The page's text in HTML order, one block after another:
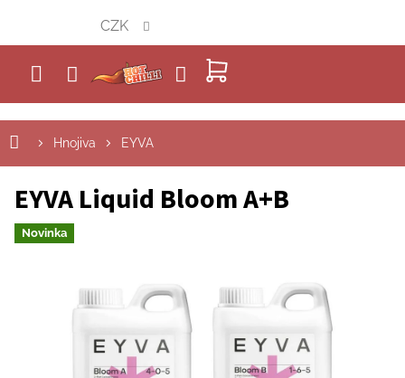
obsah
NÁKUPNÍ
KOŠÍK
CZK
Hnojiva EYVA
EYVA Liquid Bloom A+B
Novinka